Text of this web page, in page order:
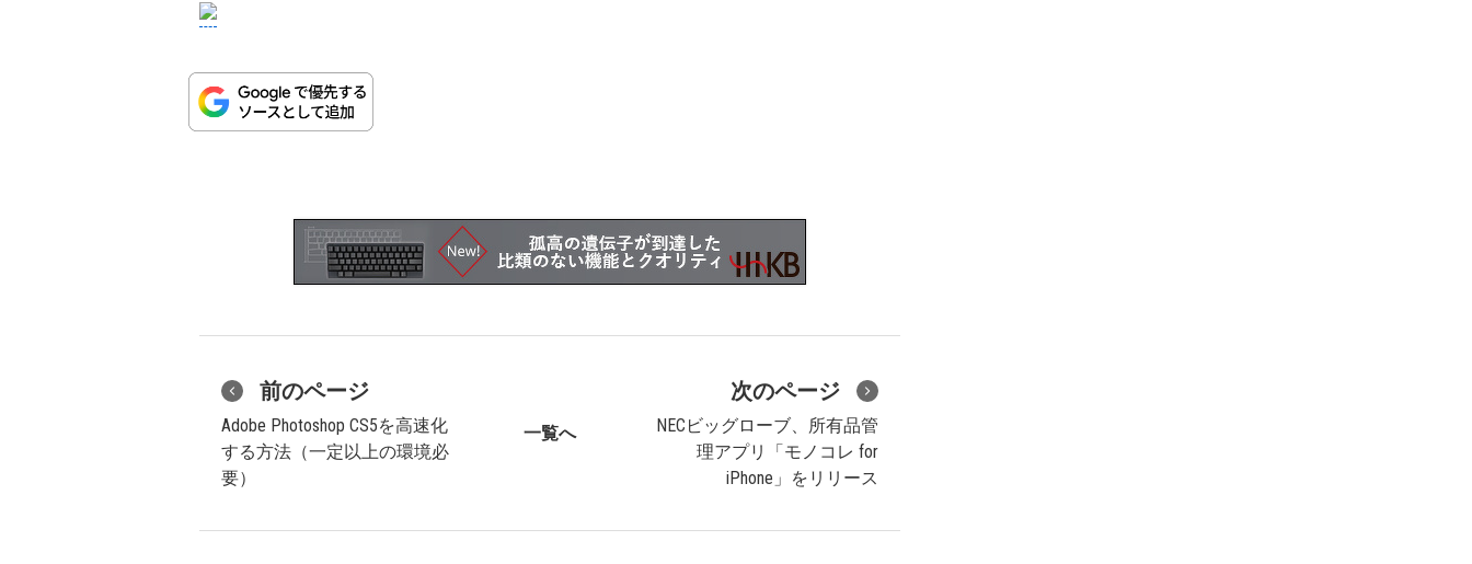
前のページ
Adobe Photoshop CS5を高速化
する方法（一定以上の環境必
要）
一覧へ
次のページ
NECビッグローブ、所有品管
理アプリ「モノコレ for
iPhone」をリリース